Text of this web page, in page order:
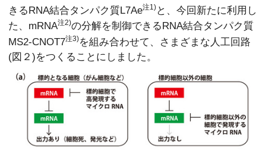
きるRNA結合タンパク質L7Ae注1) と、今回新たに利用し
た、mRNA注2)の分解を制御できるRNA結合タンパク質
MS2-CNOT7注3)を組み合わせて、さまざまな人工回路
(図２)をつくることにしました。